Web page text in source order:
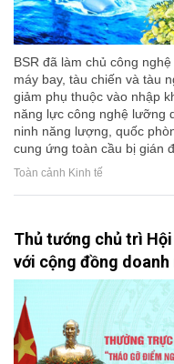
BSR đã làm chủ công
máy bay, tàu chiến và tàu
giảm phụ thuộc vào nhập
năng lực công nghệ lưỡng
ninh năng lượng, quốc
cung ứng toàn cầu bị gián
Toàn cảnh Kinh tế
Thủ tướng chủ trì
với cộng đồng doanh